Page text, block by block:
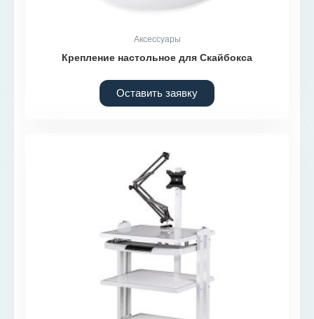
Аксессуары
Крепление настольное для Скайбокса
Оставить заявку